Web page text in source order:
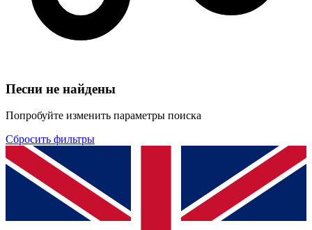
Песни не найдены
Попробуйте изменить параметры поиска
Сбросить фильтры